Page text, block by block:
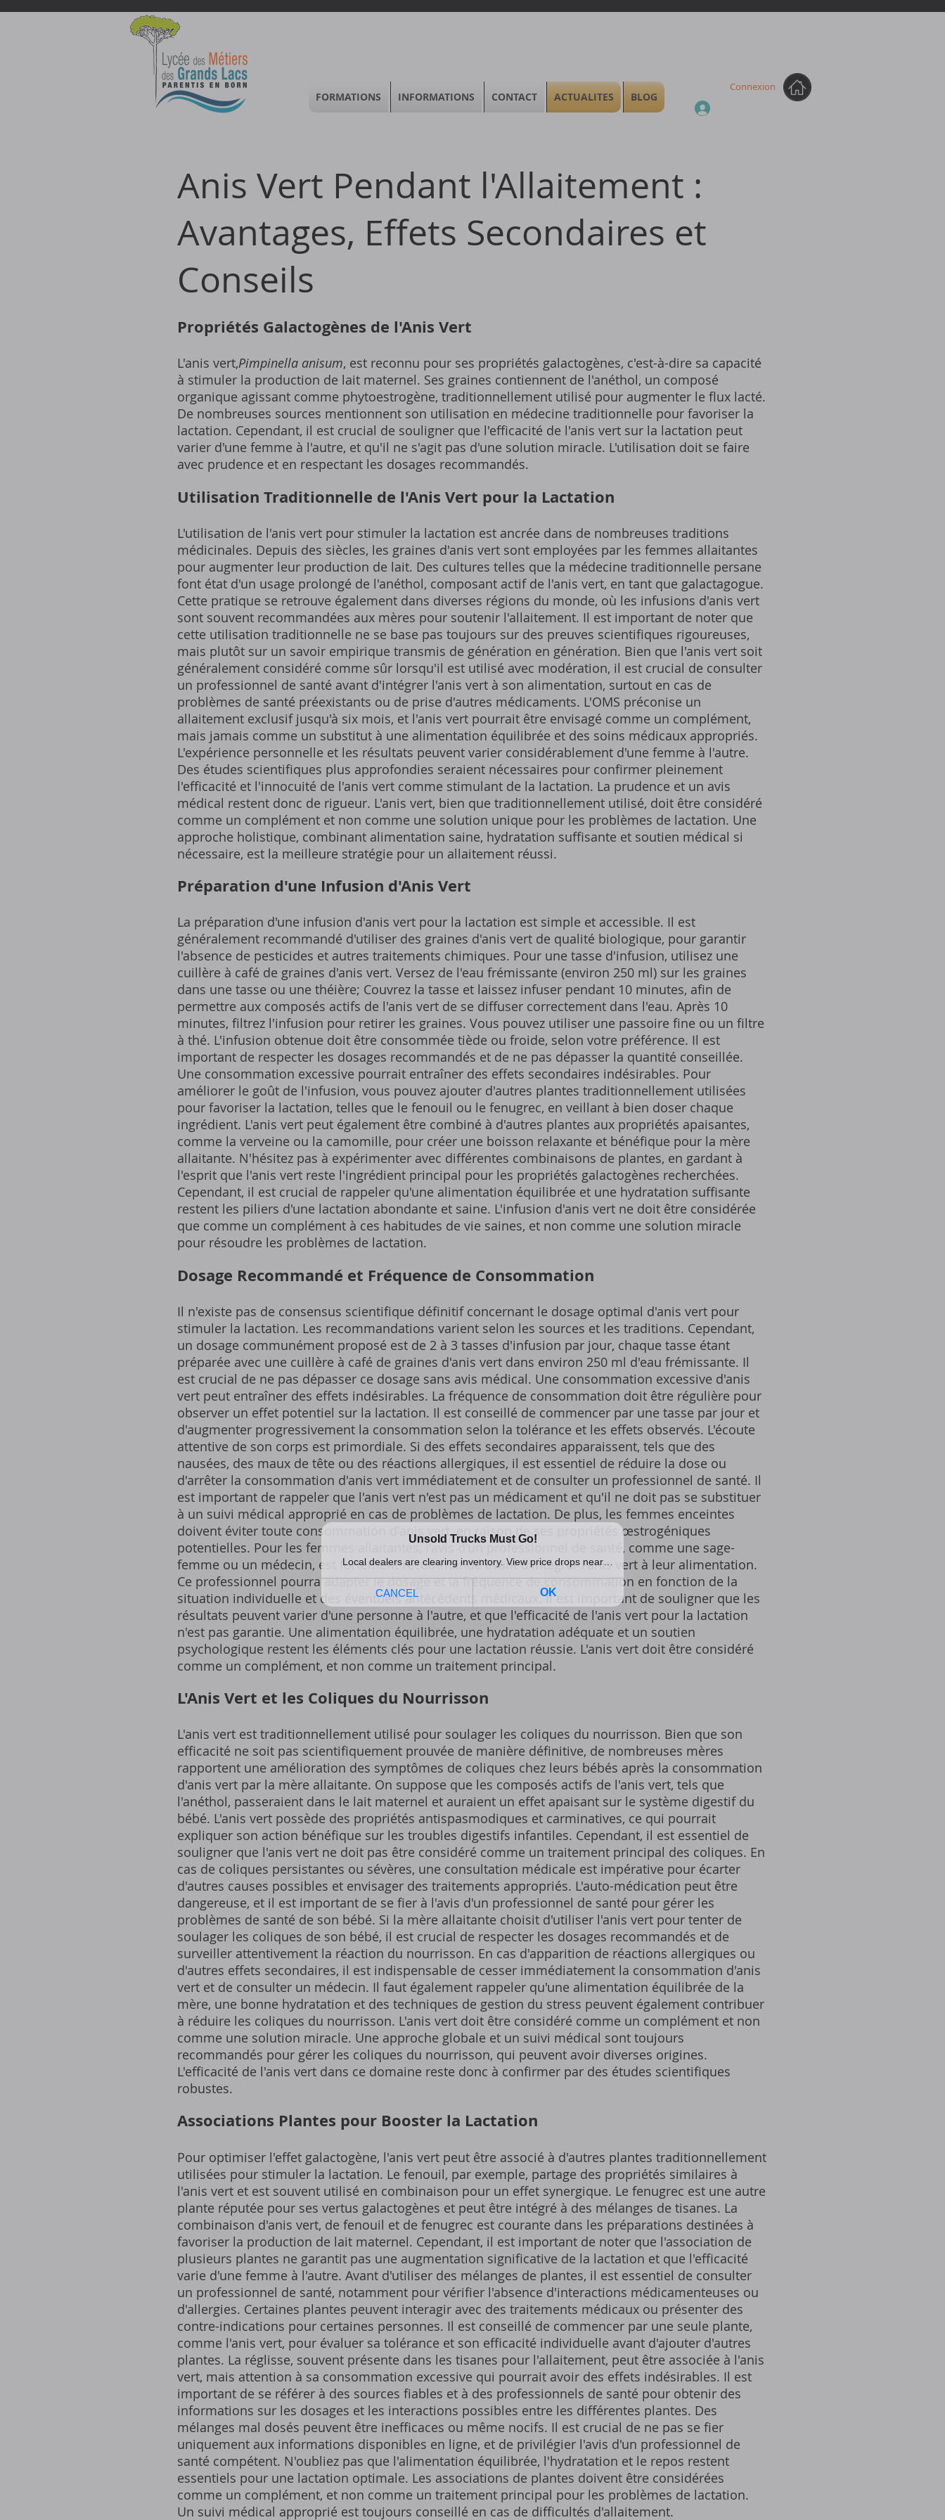
Connexion
Anis Vert Pendant l'Allaitement :
Avantages, Effets Secondaires et
Conseils
Propriétés Galactogènes de l'Anis Vert
L'anis vert,Pimpinella anisum, est reconnu pour ses propriétés galactogènes, c'est-à-dire sa capacité
à stimuler la production de lait maternel. Ses graines contiennent de l'anéthol, un composé
organique agissant comme phytoestrogène, traditionnellement utilisé pour augmenter le flux lacté.
De nombreuses sources mentionnent son utilisation en médecine traditionnelle pour favoriser la
lactation. Cependant, il est crucial de souligner que l'efficacité de l'anis vert sur la lactation peut
varier d'une femme à l'autre, et qu'il ne s'agit pas d'une solution miracle. L'utilisation doit se faire
avec prudence et en respectant les dosages recommandés.
Utilisation Traditionnelle de l'Anis Vert pour la Lactation
L'utilisation de l'anis vert pour stimuler la lactation est ancrée dans de nombreuses traditions
médicinales. Depuis des siècles, les graines d'anis vert sont employées par les femmes allaitantes
pour augmenter leur production de lait. Des cultures telles que la médecine traditionnelle persane
font état d'un usage prolongé de l'anéthol, composant actif de l'anis vert, en tant que galactagogue.
Cette pratique se retrouve également dans diverses régions du monde, où les infusions d'anis vert
sont souvent recommandées aux mères pour soutenir l'allaitement. Il est important de noter que
cette utilisation traditionnelle ne se base pas toujours sur des preuves scientifiques rigoureuses,
mais plutôt sur un savoir empirique transmis de génération en génération. Bien que l'anis vert soit
généralement considéré comme sûr lorsqu'il est utilisé avec modération, il est crucial de consulter
un professionnel de santé avant d'intégrer l'anis vert à son alimentation, surtout en cas de
problèmes de santé préexistants ou de prise d'autres médicaments. L'OMS préconise un
allaitement exclusif jusqu'à six mois, et l'anis vert pourrait être envisagé comme un complément,
mais jamais comme un substitut à une alimentation équilibrée et des soins médicaux appropriés.
L'expérience personnelle et les résultats peuvent varier considérablement d'une femme à l'autre.
Des études scientifiques plus approfondies seraient nécessaires pour confirmer pleinement
l'efficacité et l'innocuité de l'anis vert comme stimulant de la lactation. La prudence et un avis
médical restent donc de rigueur. L'anis vert, bien que traditionnellement utilisé, doit être considéré
comme un complément et non comme une solution unique pour les problèmes de lactation. Une
approche holistique, combinant alimentation saine, hydratation suffisante et soutien médical si
nécessaire, est la meilleure stratégie pour un allaitement réussi.
Préparation d'une Infusion d'Anis Vert
La préparation d'une infusion d'anis vert pour la lactation est simple et accessible. Il est
généralement recommandé d'utiliser des graines d'anis vert de qualité biologique, pour garantir
l'absence de pesticides et autres traitements chimiques. Pour une tasse d'infusion, utilisez une
cuillère à café de graines d'anis vert. Versez de l'eau frémissante (environ 250 ml) sur les graines
dans une tasse ou une théière; Couvrez la tasse et laissez infuser pendant 10 minutes, afin de
permettre aux composés actifs de l'anis vert de se diffuser correctement dans l'eau. Après 10
minutes, filtrez l'infusion pour retirer les graines. Vous pouvez utiliser une passoire fine ou un filtre
à thé. L'infusion obtenue doit être consommée tiède ou froide, selon votre préférence. Il est
important de respecter les dosages recommandés et de ne pas dépasser la quantité conseillée.
Une consommation excessive pourrait entraîner des effets secondaires indésirables. Pour
améliorer le goût de l'infusion, vous pouvez ajouter d'autres plantes traditionnellement utilisées
pour favoriser la lactation, telles que le fenouil ou le fenugrec, en veillant à bien doser chaque
ingrédient. L'anis vert peut également être combiné à d'autres plantes aux propriétés apaisantes,
comme la verveine ou la camomille, pour créer une boisson relaxante et bénéfique pour la mère
allaitante. N'hésitez pas à expérimenter avec différentes combinaisons de plantes, en gardant à
l'esprit que l'anis vert reste l'ingrédient principal pour les propriétés galactogènes recherchées.
Cependant, il est crucial de rappeler qu'une alimentation équilibrée et une hydratation suffisante
restent les piliers d'une lactation abondante et saine. L'infusion d'anis vert ne doit être considérée
que comme un complément à ces habitudes de vie saines, et non comme une solution miracle
pour résoudre les problèmes de lactation.
Dosage Recommandé et Fréquence de Consommation
Il n'existe pas de consensus scientifique définitif concernant le dosage optimal d'anis vert pour
stimuler la lactation. Les recommandations varient selon les sources et les traditions. Cependant,
un dosage communément proposé est de 2 à 3 tasses d'infusion par jour, chaque tasse étant
préparée avec une cuillère à café de graines d'anis vert dans environ 250 ml d'eau frémissante. Il
est crucial de ne pas dépasser ce dosage sans avis médical. Une consommation excessive d'anis
vert peut entraîner des effets indésirables. La fréquence de consommation doit être régulière pour
observer un effet potentiel sur la lactation. Il est conseillé de commencer par une tasse par jour et
d'augmenter progressivement la consommation selon la tolérance et les effets observés. L'écoute
attentive de son corps est primordiale. Si des effets secondaires apparaissent, tels que des
nausées, des maux de tête ou des réactions allergiques, il est essentiel de réduire la dose ou
d'arrêter la consommation d'anis vert immédiatement et de consulter un professionnel de santé. Il
est important de rappeler que l'anis vert n'est pas un médicament et qu'il ne doit pas se substituer
à un suivi médical approprié en cas de problèmes de lactation. De plus, les femmes enceintes
doivent éviter toute consommation d'anis vert, en raison de ses propriétés œstrogéniques
potentielles. Pour les femmes allaitantes, l'avis d'un professionnel de santé, comme une sage-
femme ou un médecin, est fortement recommandé avant d'intégrer l'anis vert à leur alimentation.
Ce professionnel pourra adapter le dosage et la fréquence de consommation en fonction de la
situation individuelle et des éventuels antécédents médicaux. Il est important de souligner que les
résultats peuvent varier d'une personne à l'autre, et que l'efficacité de l'anis vert pour la lactation
n'est pas garantie. Une alimentation équilibrée, une hydratation adéquate et un soutien
psychologique restent les éléments clés pour une lactation réussie. L'anis vert doit être considéré
comme un complément, et non comme un traitement principal.
L'Anis Vert et les Coliques du Nourrisson
L'anis vert est traditionnellement utilisé pour soulager les coliques du nourrisson. Bien que son
efficacité ne soit pas scientifiquement prouvée de manière définitive, de nombreuses mères
rapportent une amélioration des symptômes de coliques chez leurs bébés après la consommation
d'anis vert par la mère allaitante. On suppose que les composés actifs de l'anis vert, tels que
l'anéthol, passeraient dans le lait maternel et auraient un effet apaisant sur le système digestif du
bébé. L'anis vert possède des propriétés antispasmodiques et carminatives, ce qui pourrait
expliquer son action bénéfique sur les troubles digestifs infantiles. Cependant, il est essentiel de
souligner que l'anis vert ne doit pas être considéré comme un traitement principal des coliques. En
cas de coliques persistantes ou sévères, une consultation médicale est impérative pour écarter
d'autres causes possibles et envisager des traitements appropriés. L'auto-médication peut être
dangereuse, et il est important de se fier à l'avis d'un professionnel de santé pour gérer les
problèmes de santé de son bébé. Si la mère allaitante choisit d'utiliser l'anis vert pour tenter de
soulager les coliques de son bébé, il est crucial de respecter les dosages recommandés et de
surveiller attentivement la réaction du nourrisson. En cas d'apparition de réactions allergiques ou
d'autres effets secondaires, il est indispensable de cesser immédiatement la consommation d'anis
vert et de consulter un médecin. Il faut également rappeler qu'une alimentation équilibrée de la
mère, une bonne hydratation et des techniques de gestion du stress peuvent également contribuer
à réduire les coliques du nourrisson. L'anis vert doit être considéré comme un complément et non
comme une solution miracle. Une approche globale et un suivi médical sont toujours
recommandés pour gérer les coliques du nourrisson, qui peuvent avoir diverses origines.
L'efficacité de l'anis vert dans ce domaine reste donc à confirmer par des études scientifiques
robustes.
Associations Plantes pour Booster la Lactation
Pour optimiser l'effet galactogène, l'anis vert peut être associé à d'autres plantes traditionnellement
utilisées pour stimuler la lactation. Le fenouil, par exemple, partage des propriétés similaires à
l'anis vert et est souvent utilisé en combinaison pour un effet synergique. Le fenugrec est une autre
plante réputée pour ses vertus galactogènes et peut être intégré à des mélanges de tisanes. La
combinaison d'anis vert, de fenouil et de fenugrec est courante dans les préparations destinées à
favoriser la production de lait maternel. Cependant, il est important de noter que l'association de
plusieurs plantes ne garantit pas une augmentation significative de la lactation et que l'efficacité
varie d'une femme à l'autre. Avant d'utiliser des mélanges de plantes, il est essentiel de consulter
un professionnel de santé, notamment pour vérifier l'absence d'interactions médicamenteuses ou
d'allergies. Certaines plantes peuvent interagir avec des traitements médicaux ou présenter des
contre-indications pour certaines personnes. Il est conseillé de commencer par une seule plante,
comme l'anis vert, pour évaluer sa tolérance et son efficacité individuelle avant d'ajouter d'autres
plantes. La réglisse, souvent présente dans les tisanes pour l'allaitement, peut être associée à l'anis
vert, mais attention à sa consommation excessive qui pourrait avoir des effets indésirables. Il est
important de se référer à des sources fiables et à des professionnels de santé pour obtenir des
informations sur les dosages et les interactions possibles entre les différentes plantes. Des
mélanges mal dosés peuvent être inefficaces ou même nocifs. Il est crucial de ne pas se fier
uniquement aux informations disponibles en ligne, et de privilégier l'avis d'un professionnel de
santé compétent. N'oubliez pas que l'alimentation équilibrée, l'hydratation et le repos restent
essentiels pour une lactation optimale. Les associations de plantes doivent être considérées
comme un complément, et non comme un traitement principal pour les problèmes de lactation.
Un suivi médical approprié est toujours conseillé en cas de difficultés d'allaitement.
FORMATIONS INFORMATIONS CONTACT ACTUALITES BLOG